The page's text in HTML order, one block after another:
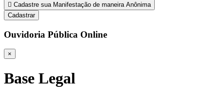
Cadastre sua Manifestação de maneira Anônima
Cadastrar
Ouvidoria Pública Online
×
Base Legal